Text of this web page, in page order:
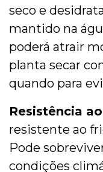
seco e
mantido na
poderá atrair
planta secar
quando para
Resistência
resistente ao
Pode
condições